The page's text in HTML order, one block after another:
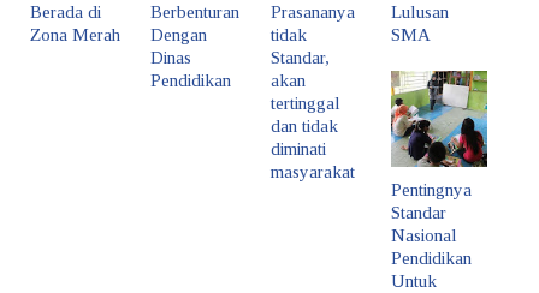
Berada di
Zona Merah
Berbenturan
Dengan
Dinas
Pendidikan
Prasananya
tidak
Standar,
akan
tertinggal
dan tidak
diminati
masyarakat
Lulusan
SMA
Pentingnya
Standar
Nasional
Pendidikan
Untuk